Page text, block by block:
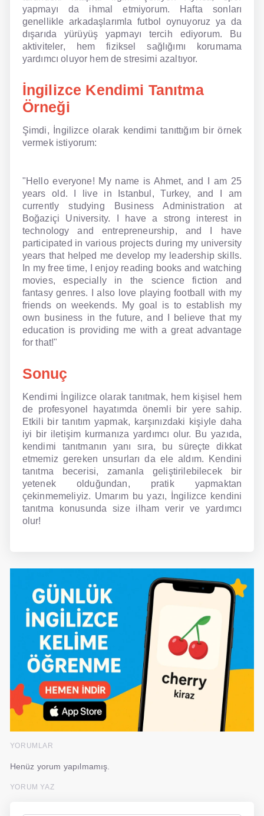
yapmayı da ihmal etmiyorum. Hafta sonları
genellikle arkadaşlarımla futbol oynuyoruz ya da
dışarıda yürüyüş yapmayı tercih ediyorum. Bu
aktiviteler, hem fiziksel sağlığımı korumama
yardımcı oluyor hem de stresimi azaltıyor.
İngilizce Kendimi Tanıtma
Örneği
Şimdi, İngilizce olarak kendimi tanıttığım bir örnek
vermek istiyorum:
"Hello everyone! My name is Ahmet, and I am 25
years old. I live in Istanbul, Turkey, and I am
currently studying Business Administration at
Boğaziçi University. I have a strong interest in
technology and entrepreneurship, and I have
participated in various projects during my university
years that helped me develop my leadership skills.
In my free time, I enjoy reading books and watching
movies, especially in the science fiction and
fantasy genres. I also love playing football with my
friends on weekends. My goal is to establish my
own business in the future, and I believe that my
education is providing me with a great advantage
for that!"
Sonuç
Kendimi İngilizce olarak tanıtmak, hem kişisel hem
de profesyonel hayatımda önemli bir yere sahip.
Etkili bir tanıtım yapmak, karşınızdaki kişiyle daha
iyi bir iletişim kurmanıza yardımcı olur. Bu yazıda,
kendimi tanıtmanın yanı sıra, bu süreçte dikkat
etmemiz gereken unsurları da ele aldım. Kendini
tanıtma becerisi, zamanla geliştirilebilecek bir
yetenek olduğundan, pratik yapmaktan
çekinmemeliyiz. Umarım bu yazı, İngilizce kendini
tanıtma konusunda size ilham verir ve yardımcı
olur!
YORUMLAR
Henüz yorum yapılmamış.
YORUM YAZ